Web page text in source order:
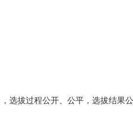
，选拔过程公开、公平，选拔结果